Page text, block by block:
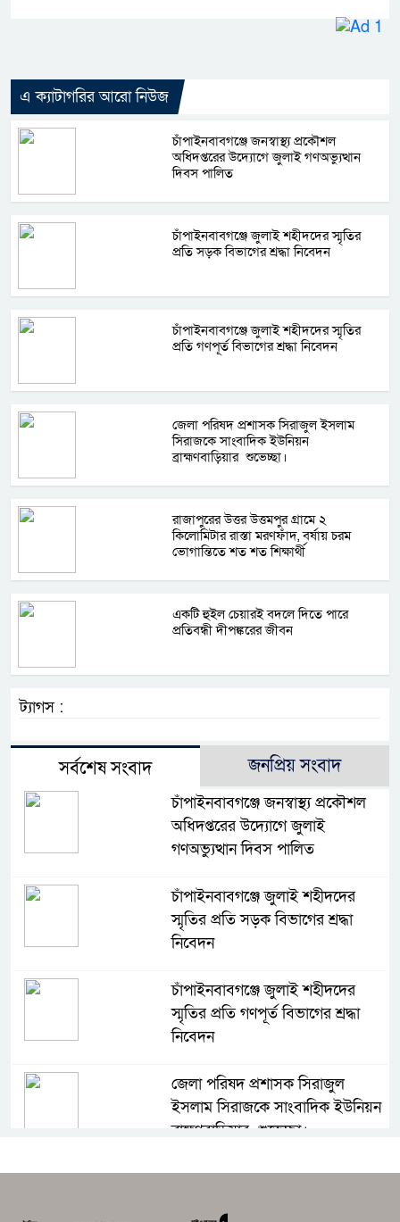
এ ক্যাটাগরির আরো নিউজ
চাঁপাইনবাবগঞ্জে জনস্বাস্থ্য প্রকৌশল
অধিদপ্তরের উদ্যোগে জুলাই গণঅভ্যুত্থান
দিবস পালিত
চাঁপাইনবাবগঞ্জে জুলাই শহীদদের স্মৃতির
প্রতি সড়ক বিভাগের শ্রদ্ধা নিবেদন
চাঁপাইনবাবগঞ্জে জুলাই শহীদদের স্মৃতির
প্রতি গণপূর্ত বিভাগের শ্রদ্ধা নিবেদন
জেলা পরিষদ প্রশাসক সিরাজুল ইসলাম
সিরাজকে সাংবাদিক ইউনিয়ন
ব্রাহ্মণবাড়িয়ার শুভেচ্ছা।
রাজাপুরের উত্তর উত্তমপুর গ্রামে ২
কিলোমিটার রাস্তা মরণফাঁদ, বর্ষায় চরম
ভোগান্তিতে শত শত শিক্ষার্থী
একটি হুইল চেয়ারই বদলে দিতে পারে
প্রতিবন্ধী দীপঙ্করের জীবন
ট্যাগস :
সর্বশেষ সংবাদ জনপ্রিয় সংবাদ
চাঁপাইনবাবগঞ্জে জনস্বাস্থ্য প্রকৌশল
অধিদপ্তরের উদ্যোগে জুলাই
গণঅভ্যুত্থান দিবস পালিত
চাঁপাইনবাবগঞ্জে জুলাই শহীদদের
স্মৃতির প্রতি সড়ক বিভাগের শ্রদ্ধা
নিবেদন
চাঁপাইনবাবগঞ্জে জুলাই শহীদদের
স্মৃতির প্রতি গণপূর্ত বিভাগের শ্রদ্ধা
নিবেদন
জেলা পরিষদ প্রশাসক সিরাজুল
ইসলাম সিরাজকে সাংবাদিক ইউনিয়ন
ব্রাহ্মণবাড়িয়ার শুভেচ্ছা।
মার্কিন হামলা হলে উপসাগরীয় জ্বালানি